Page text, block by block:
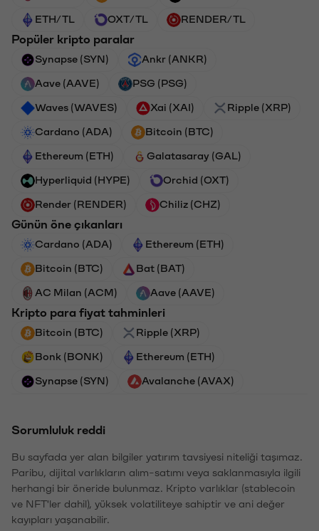
ETH/TL OXT/TL RENDER/TL
Popüler kripto paralar
Synapse (SYN) Ankr (ANKR)
Aave (AAVE) PSG (PSG)
Waves (WAVES) Xai (XAI) Ripple (XRP)
Cardano (ADA) Bitcoin (BTC)
Ethereum (ETH) Galatasaray (GAL)
Hyperliquid (HYPE) Orchid (OXT)
Render (RENDER) Chiliz (CHZ)
Günün öne çıkanları
Cardano (ADA) Ethereum (ETH)
Bitcoin (BTC) Bat (BAT)
AC Milan (ACM) Aave (AAVE)
Kripto para fiyat tahminleri
Bitcoin (BTC) Ripple (XRP)
Bonk (BONK) Ethereum (ETH)
Synapse (SYN) Avalanche (AVAX)
Sorumluluk reddi
Bu sayfada yer alan bilgiler yatırım tavsiyesi niteliği taşımaz.
Paribu, dijital varlıkların alım-satımı veya saklanmasıyla ilgili
herhangi bir öneride bulunmaz. Kripto varlıklar (stablecoin
ve NFT'ler dahil), yüksek volatiliteye sahiptir ve ani değer
kayıpları yaşanabilir.